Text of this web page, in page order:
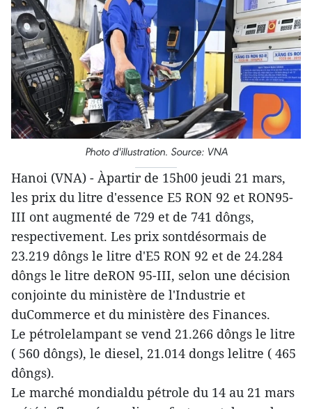
Photo d'illustration. Source: VNA
Hanoi (VNA) - Àpartir de 15h00 jeudi 21 mars,
les prix du litre d'essence E5 RON 92 et RON95-
III ont augmenté de 729 et de 741 dôngs,
respectivement. Les prix sontdésormais de
23.219 dôngs le litre d'E5 RON 92 et de 24.284
dôngs le litre deRON 95-III, selon une décision
conjointe du ministère de l'Industrie et
duCommerce et du ministère des Finances.
Le pétrolelampant se vend 21.266 dôngs le litre
( 560 dôngs), le diesel, 21.014 dongs lelitre ( 465
dôngs).
Le marché mondialdu pétrole du 14 au 21 mars